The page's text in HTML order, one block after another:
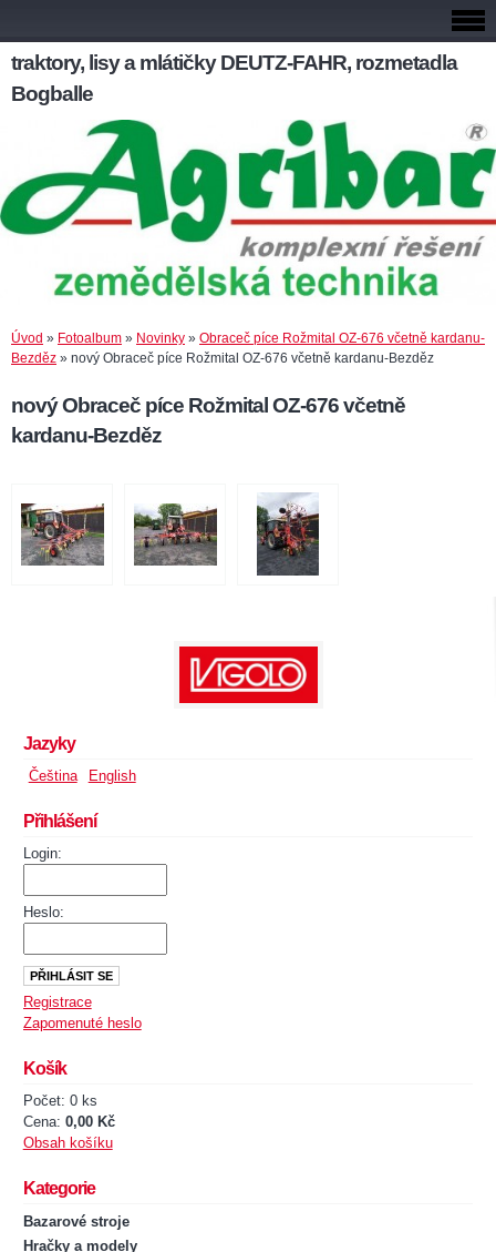
traktory, lisy a mlátičky DEUTZ-FAHR, rozmetadla
Bogballe
Úvod » Fotoalbum » Novinky » Obraceč píce Rožmital OZ-676 včetně kardanu-
Bezděz » nový Obraceč píce Rožmital OZ-676 včetně kardanu-Bezděz
nový Obraceč píce Rožmital OZ-676 včetně
kardanu-Bezděz
Jazyky
Čeština English
Přihlášení
Login:
Heslo:
Registrace
Zapomenuté heslo
Košík
Počet: 0 ks
Cena: 0,00 Kč
Obsah košíku
Kategorie
Bazarové stroje
Hračky a modely